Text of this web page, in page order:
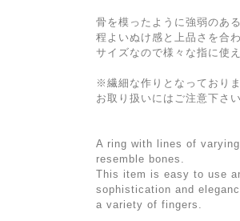
骨を模ったように強弱のあ
程よいぬけ感と上品さを合
サイズなので様々な指に使
※繊細な作りとなっており
お取り扱いにはご注意下さい
A ring with lines of
resemble bones.
This item is easy to use
sophistication and
a variety of fingers.